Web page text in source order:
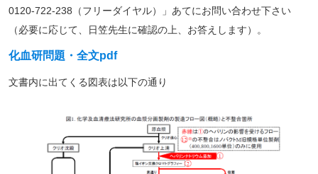
0120-722-238（フリーダイヤル）」あてにお問い合わせ下さい
（必要に応じて、日笠先生に確認の上、お答えします）。
化血研問題・全文pdf
文書内に出てくる図表は以下の通り